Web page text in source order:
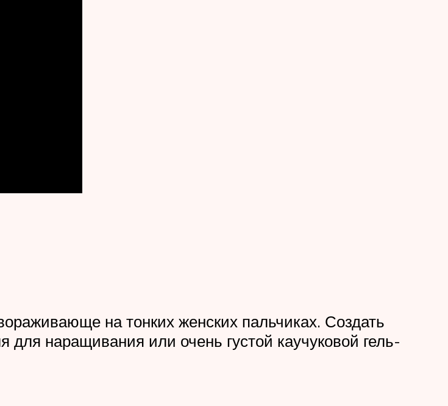
на тонких женских пальчиках. Создать
наращивания или очень густой каучуковой гель-